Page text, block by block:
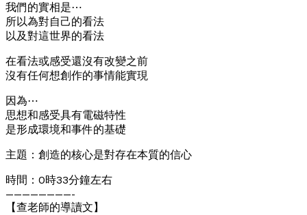
我們的實相是⋯
所以為對自己的看法
以及對這世界的看法
在看法或感受還沒有改變之前
沒有任何想創作的事情能實現
因為⋯
思想和感受具有電磁特性
是形成環境和事件的基礎
主題：創造的核心是對存在本質的信心
時間：0時33分鐘左右
————————-
【查老師的導讀文】